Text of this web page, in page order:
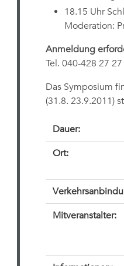
18.15 Uhr
Moderation:
Anmeldung
Tel. 040-428 27
Das Symposium
(31.8. 23.9.2011)
Dauer:
Ort:
Mitveranstalter: